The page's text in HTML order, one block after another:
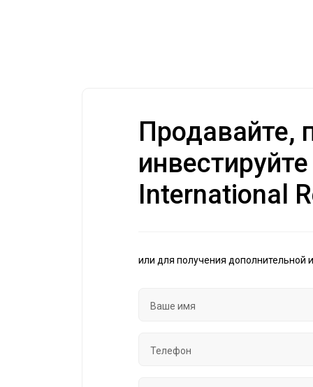
Продавайте,
International
или для получения дополнительной